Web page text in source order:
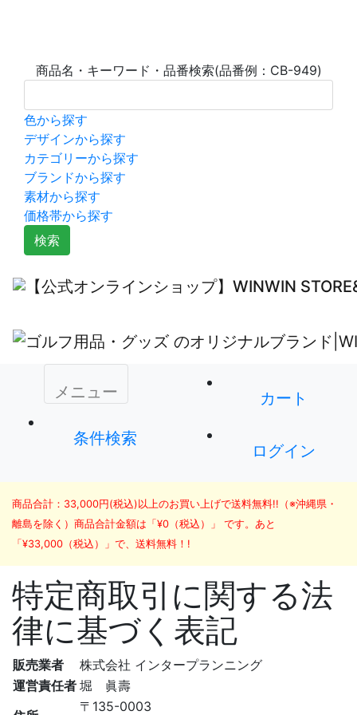
商品名・キーワード・品番検索(品番例：CB-949)
色から探す
デザインから探す
カテゴリーから探す
ブランドから探す
素材から探す
価格帯から探す
検索
メニュー
条件検索
カート
ログイン
商品合計：33,000円(税込)以上のお買い上げで送料無料!!（※沖縄県・
離島を除く） 商品合計金額は「¥0（税込）」 です。あと
「¥33,000（税込）」で、送料無料！!
特定商取引に関する法
律に基づく表記
販売業者
株式会社 インタープランニング
運営責任者 堀 眞壽
〒135-0003